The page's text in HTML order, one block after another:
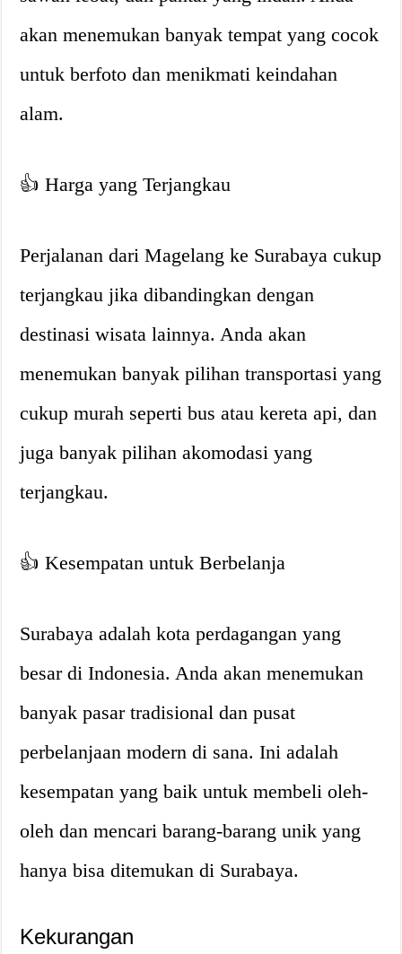
akan menemukan banyak tempat yang cocok
untuk berfoto dan menikmati keindahan
alam.
👍 Harga yang Terjangkau
Perjalanan dari Magelang ke Surabaya cukup
terjangkau jika dibandingkan dengan
destinasi wisata lainnya. Anda akan
menemukan banyak pilihan transportasi yang
cukup murah seperti bus atau kereta api, dan
juga banyak pilihan akomodasi yang
terjangkau.
👍 Kesempatan untuk Berbelanja
Surabaya adalah kota perdagangan yang
besar di Indonesia. Anda akan menemukan
banyak pasar tradisional dan pusat
perbelanjaan modern di sana. Ini adalah
kesempatan yang baik untuk membeli oleh-
oleh dan mencari barang-barang unik yang
hanya bisa ditemukan di Surabaya.
Kekurangan